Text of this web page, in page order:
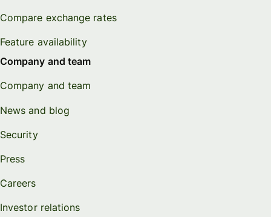
Compare exchange rates
Feature availability
Company and team
Company and team
News and blog
Security
Press
Careers
Investor relations